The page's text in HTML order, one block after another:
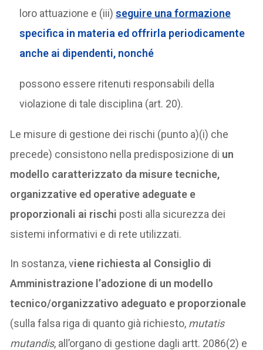
loro attuazione e (iii)seguire una formazione
specifica in materia ed offrirla periodicamente
anche ai dipendenti, nonché
possono essere ritenuti responsabili della
violazione di tale disciplina (art. 20).
Le misure di gestione dei rischi (punto a)(i) che
precede) consistono nella predisposizione di un
modello caratterizzato da misure tecniche,
organizzative ed operative adeguate e
proporzionali ai rischi posti alla sicurezza dei
sistemi informativi e di rete utilizzati.
In sostanza, viene richiesta al Consiglio di
Amministrazione l’adozione di un modello
tecnico/organizzativo adeguato e proporzionale
(sulla falsa riga di quanto già richiesto, mutatis
mutandis, all’organo di gestione dagli artt. 2086(2) e